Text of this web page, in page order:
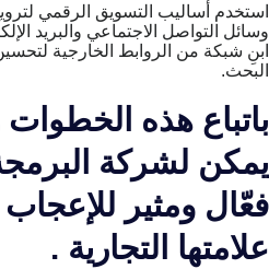
استخدم أساليب التسويق الرقمي
وسائل التواصل الاجتماعي والبريد
ابنِ شبكة من الروابط الخارجية
البحث.
باتباع هذه الخطوات
يمكن لشركة
فعّال ومثير
علامتها التجارية .